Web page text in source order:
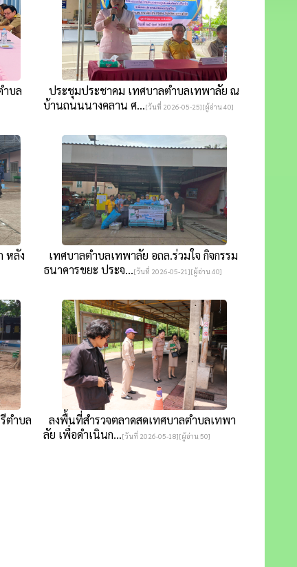
ำบล
ประชุมประชาคม เทศบาลตำบลเทพาลัย ณ
บ้านถนนนางคลาน ศ...[วันที่ 2026-05-25][ผู้อ่าน 40]
หลัง
เทศบาลตำบลเทพาลัย อถล.ร่วมใจ กิจกรรม
ธนาคารขยะ ประจ...[วันที่ 2026-05-21][ผู้อ่าน 40]
ตำบล
ลงพื้นที่สำรวจตลาดสดเทศบาลตำบลเทพา
ลัย เพื่อดำเนินก...[วันที่ 2026-05-18][ผู้อ่าน 50]